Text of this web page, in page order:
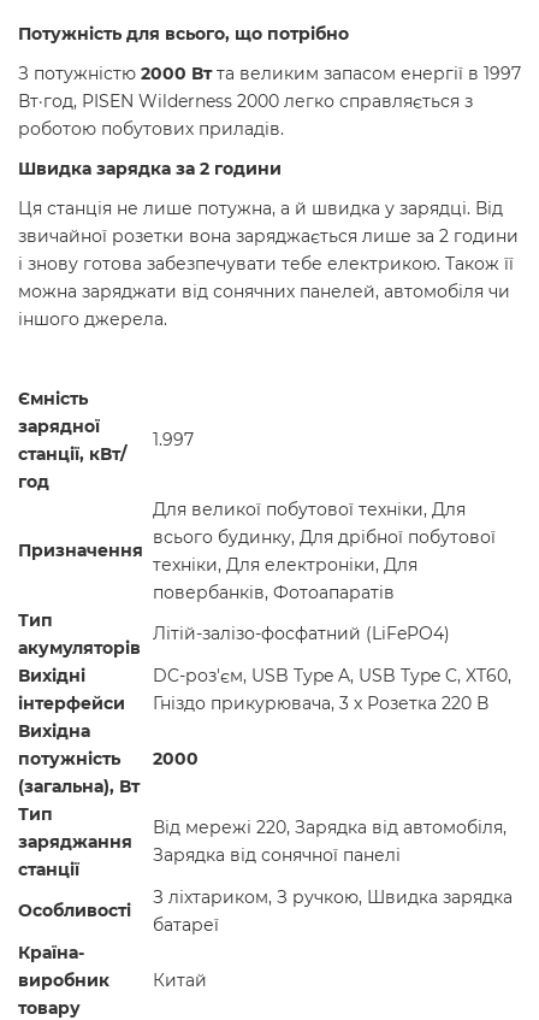
Потужність для всього, що потрібно
З потужністю 2000 Втта великим запасом енергії в 1997
Вт·год, PISEN Wilderness 2000 легко справляється з
роботою побутових приладів.
Швидка зарядка за 2 години
Ця станція не лише потужна, а й швидка у зарядці. Від
звичайної розетки вона заряджається лише за 2 години
і знову готова забезпечувати тебе електрикою. Також її
можна заряджати від сонячних панелей, автомобіля чи
іншого джерела.
Ємність
зарядної
станції, кВт/
год
1.997
Призначення
Для великої побутової техніки, Для
всього будинку, Для дрібної побутової
техніки, Для електроніки, Для
повербанків, Фотоапаратів
Тип
акумуляторів
Літій-залізо-фосфатний (LiFePO4)
Вихідні
інтерфейси
DC-роз'єм, USB Type A, USB Type C, XT60,
Гніздо прикурювача, 3 х Розетка 220 В
Вихідна
потужність
(загальна), Вт
2000
Тип
заряджання
станції
Від мережі 220, Зарядка від автомобіля,
Зарядка від сонячної панелі
Особливості
З ліхтариком, З ручкою, Швидка зарядка
батареї
Країна-
виробник
товару
Китай